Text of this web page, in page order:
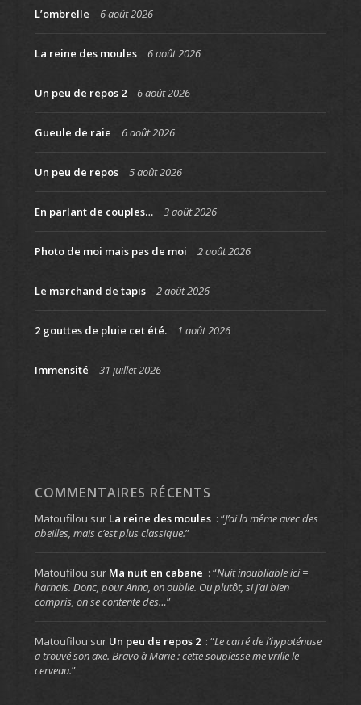
L’ombrelle 6 août 2026
La reine des moules 6 août 2026
Un peu de repos 2 6 août 2026
Gueule de raie 6 août 2026
Un peu de repos 5 août 2026
En parlant de couples… 3 août 2026
Photo de moi mais pas de moi 2 août 2026
Le marchand de tapis 2 août 2026
2 gouttes de pluie cet été. 1 août 2026
Immensité 31 juillet 2026
COMMENTAIRES RÉCENTS
Matoufilou sur La reine des moules : “J’ai la même avec des
abeilles, mais c’est plus classique.”
Matoufilou sur Ma nuit en cabane : “Nuit inoubliable ici =
harnais. Donc, pour Anna, on oublie. Ou plutôt, si j’ai bien
compris, on se contente des…”
Matoufilou sur Un peu de repos 2 : “Le carré de l’hypoténuse
a trouvé son axe. Bravo à Marie : cette souplesse me vrille le
cerveau.”